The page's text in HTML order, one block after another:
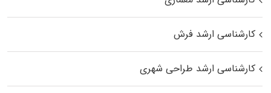
کارشناسی ارشد فرش
کارشناسی ارشد طراحی شهری